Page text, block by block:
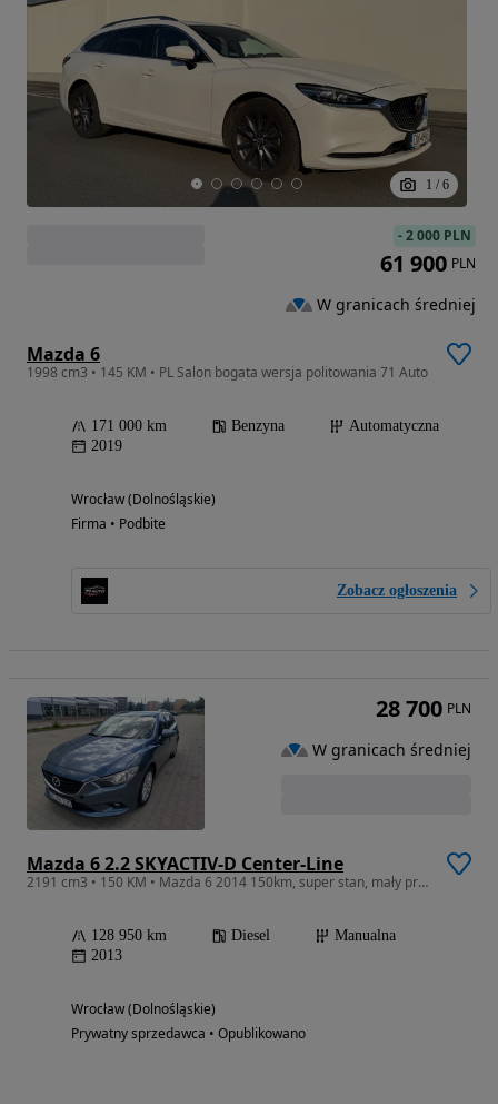
1 / 6
Mazda 6
1998 cm3 • 145 KM • PL Salon bogata wersja politowania 71 Auto
171 000 km Benzyna
Automatyczna
2019
Wrocław (Dolnośląskie)
Firma • Podbite
Zobacz ogłoszenia
-2 000 PLN
61 900 PLN
W granicach średniej
Mazda 6 2.2 SKYACTIV-D Center-Line
2191 cm3 • 150 KM • Mazda 6 2014 150km, super stan, mały przebieg.
128 950 km Diesel
Manualna
2013
Wrocław (Dolnośląskie)
Prywatny sprzedawca • Opublikowano
28 700 PLN
W granicach średniej